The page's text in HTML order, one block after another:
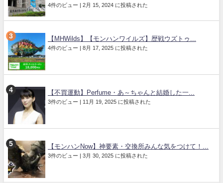
4件のビュー | 2月 15, 2024 に投稿された
【MHWilds】【モンハンワイルズ】歴戦ウズトゥ...
4件のビュー | 8月 17, 2025 に投稿された
【不買運動】Perfume・あ～ちゃんと結婚した一...
3件のビュー | 11月 19, 2025 に投稿された
【モンハンNow】神要素・交換所みんな気をつけて！...
3件のビュー | 3月 30, 2025 に投稿された